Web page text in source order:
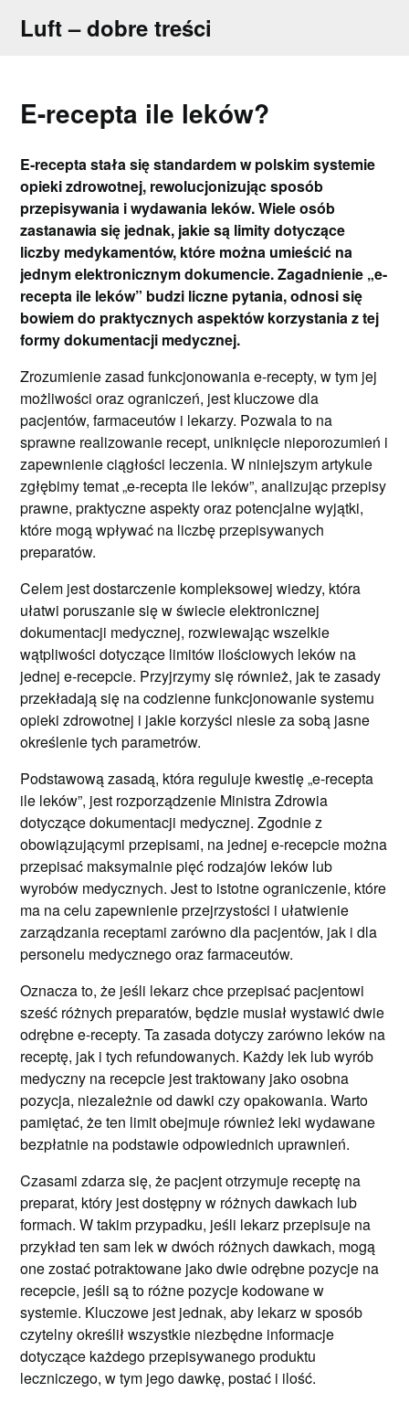
Luft – dobre treści
E-recepta ile leków?
E-recepta stała się standardem w polskim systemie
opieki zdrowotnej, rewolucjonizując sposób
przepisywania i wydawania leków. Wiele osób
zastanawia się jednak, jakie są limity dotyczące
liczby medykamentów, które można umieścić na
jednym elektronicznym dokumencie. Zagadnienie „e-
recepta ile leków” budzi liczne pytania, odnosi się
bowiem do praktycznych aspektów korzystania z tej
formy dokumentacji medycznej.
Zrozumienie zasad funkcjonowania e-recepty, w tym jej
możliwości oraz ograniczeń, jest kluczowe dla
pacjentów, farmaceutów i lekarzy. Pozwala to na
sprawne realizowanie recept, uniknięcie nieporozumień i
zapewnienie ciągłości leczenia. W niniejszym artykule
zgłębimy temat „e-recepta ile leków”, analizując przepisy
prawne, praktyczne aspekty oraz potencjalne wyjątki,
które mogą wpływać na liczbę przepisywanych
preparatów.
Celem jest dostarczenie kompleksowej wiedzy, która
ułatwi poruszanie się w świecie elektronicznej
dokumentacji medycznej, rozwiewając wszelkie
wątpliwości dotyczące limitów ilościowych leków na
jednej e-recepcie. Przyjrzymy się również, jak te zasady
przekładają się na codzienne funkcjonowanie systemu
opieki zdrowotnej i jakie korzyści niesie za sobą jasne
określenie tych parametrów.
Podstawową zasadą, która reguluje kwestię „e-recepta
ile leków”, jest rozporządzenie Ministra Zdrowia
dotyczące dokumentacji medycznej. Zgodnie z
obowiązującymi przepisami, na jednej e-recepcie można
przepisać maksymalnie pięć rodzajów leków lub
wyrobów medycznych. Jest to istotne ograniczenie, które
ma na celu zapewnienie przejrzystości i ułatwienie
zarządzania receptami zarówno dla pacjentów, jak i dla
personelu medycznego oraz farmaceutów.
Oznacza to, że jeśli lekarz chce przepisać pacjentowi
sześć różnych preparatów, będzie musiał wystawić dwie
odrębne e-recepty. Ta zasada dotyczy zarówno leków na
receptę, jak i tych refundowanych. Każdy lek lub wyrób
medyczny na recepcie jest traktowany jako osobna
pozycja, niezależnie od dawki czy opakowania. Warto
pamiętać, że ten limit obejmuje również leki wydawane
bezpłatnie na podstawie odpowiednich uprawnień.
Czasami zdarza się, że pacjent otrzymuje receptę na
preparat, który jest dostępny w różnych dawkach lub
formach. W takim przypadku, jeśli lekarz przepisuje na
przykład ten sam lek w dwóch różnych dawkach, mogą
one zostać potraktowane jako dwie odrębne pozycje na
recepcie, jeśli są to różne pozycje kodowane w
systemie. Kluczowe jest jednak, aby lekarz w sposób
czytelny określił wszystkie niezbędne informacje
dotyczące każdego przepisywanego produktu
leczniczego, w tym jego dawkę, postać i ilość.